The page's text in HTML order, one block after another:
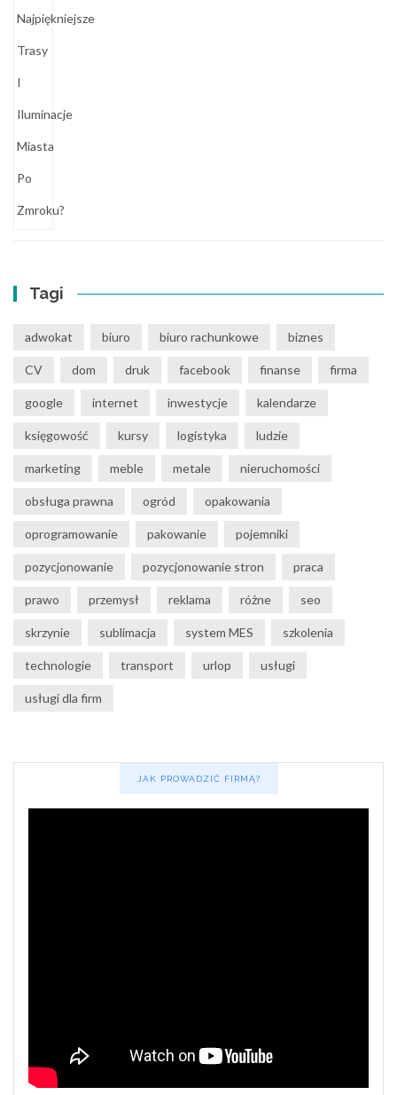
Tagi
adwokat biuro biuro rachunkowe biznes
CV dom druk facebook finanse firma
google internet inwestycje kalendarze
księgowość kursy logistyka ludzie
marketing meble metale nieruchomości
obsługa prawna ogród opakowania
oprogramowanie pakowanie pojemniki
pozycjonowanie pozycjonowanie stron praca
prawo przemysł reklama różne seo
skrzynie sublimacja system MES szkolenia
technologie transport urlop usługi
usługi dla firm
JAK PROWADZIĆ FIRMĄ?